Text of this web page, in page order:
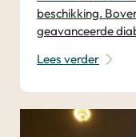
beschikking.
geavanceerde
Lees verder